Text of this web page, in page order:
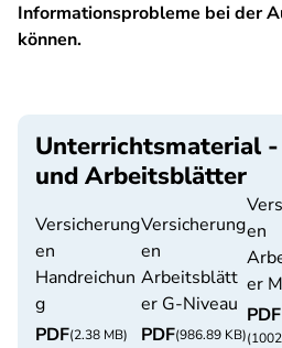
Informationsprobleme bei der
können.
Unterrichtsmaterial
und Arbeitsblätter
Versicherung
en
Handreichun
g
PDF(2.38 MB)
Versicherung
en
Arbeitsblätt
er G-Niveau
PDF(986.89 KB)
en
er
PDF